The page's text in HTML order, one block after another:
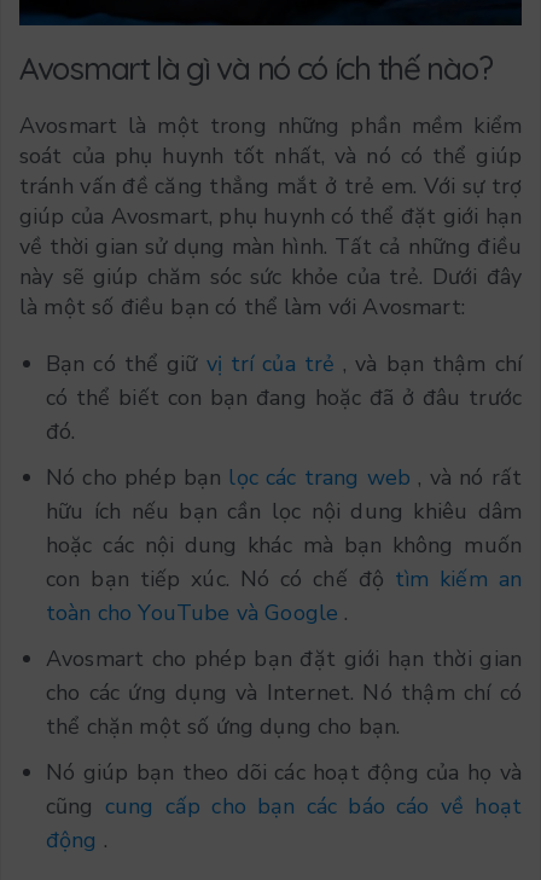
Avosmart là gì và nó có ích thế nào?
Avosmart là một trong những phần mềm kiểm
soát của phụ huynh tốt nhất, và nó có thể giúp
tránh vấn đề căng thẳng mắt ở trẻ em. Với sự trợ
giúp của Avosmart, phụ huynh có thể đặt giới hạn
về thời gian sử dụng màn hình. Tất cả những điều
này sẽ giúp chăm sóc sức khỏe của trẻ. Dưới đây
là một số điều bạn có thể làm với Avosmart:
Bạn có thể giữ vị trí của trẻ , và bạn thậm chí
có thể biết con bạn đang hoặc đã ở đâu trước
đó.
Nó cho phép bạn lọc các trang web , và nó rất
hữu ích nếu bạn cần lọc nội dung khiêu dâm
hoặc các nội dung khác mà bạn không muốn
con bạn tiếp xúc. Nó có chế độ tìm kiếm an
toàn cho YouTube và Google .
Avosmart cho phép bạn đặt giới hạn thời gian
cho các ứng dụng và Internet. Nó thậm chí có
thể chặn một số ứng dụng cho bạn.
Nó giúp bạn theo dõi các hoạt động của họ và
cũng cung cấp cho bạn các báo cáo về hoạt
động .